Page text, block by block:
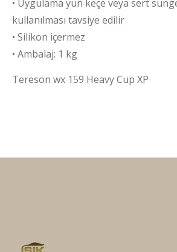
• Uygulama yün keçe veya sert
kullanılması tavsiye edilir
• Silikon içermez
• Ambalaj: 1 kg
Tereson wx 159 Heavy Cup XP